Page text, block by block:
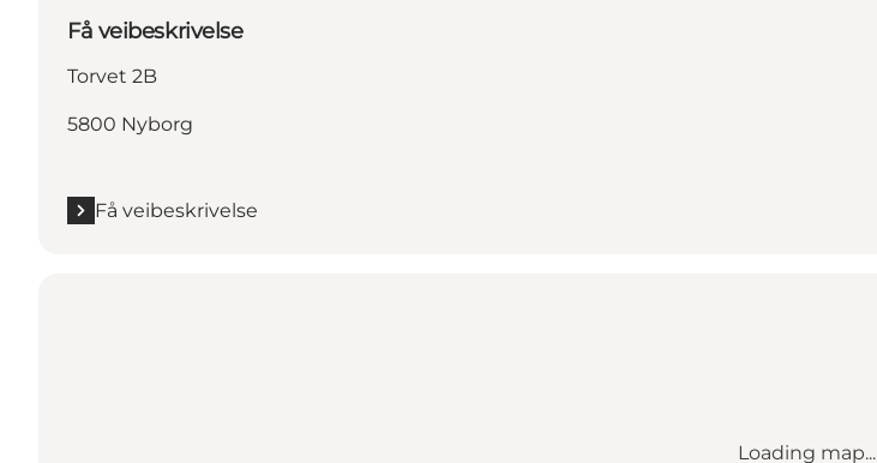
Få veibeskrivelse
Torvet 2B
5800 Nyborg
Få veibeskrivelse
Loading map...